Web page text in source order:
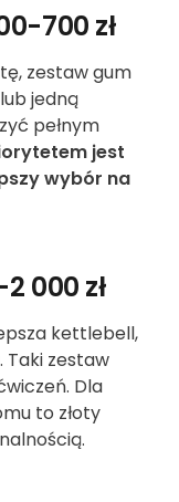
700 zł
zestaw gum
jedną
pełnym
jest
wybór na
000 zł
kettlebell,
Taki zestaw
Dla
to złoty